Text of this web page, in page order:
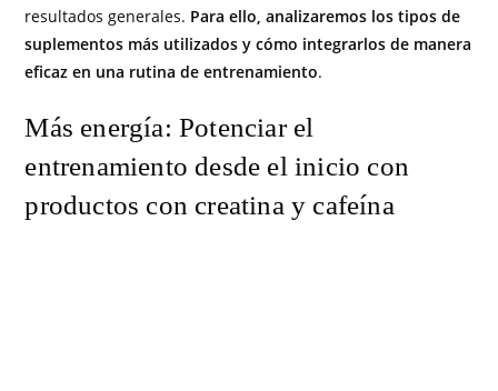
resultados generales. Para ello, analizaremos los tipos de
suplementos más utilizados y cómo integrarlos de manera
eficaz en una rutina de entrenamiento.
Más energía: Potenciar el
entrenamiento desde el inicio con
productos con creatina y cafeína